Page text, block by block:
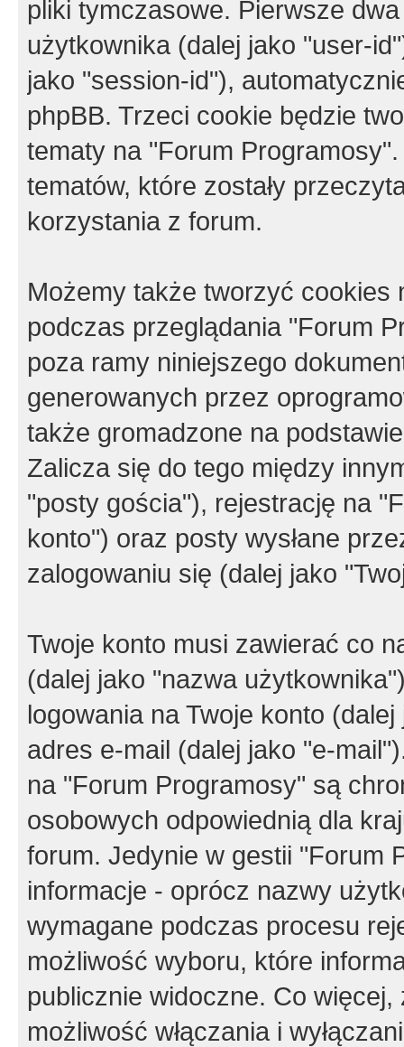
pliki tymczasowe. Pierwsze
użytkownika (dalej jako "user-
jako "session-id"),
phpBB. Trzeci cookie będzie
tematy na "Forum
tematów, które zostały
korzystania z forum.
Możemy także tworzyć cookies
podczas przeglądania "Forum
poza ramy niniejszego
generowanych przez
także gromadzone na
Zalicza się do tego między
"posty gościa"), rejestrację na
konto") oraz posty wysłane
zalogowaniu się (dalej jako
Twoje konto musi zawierać co
(dalej jako "nazwa
logowania na Twoje konto
adres e-mail (dalej jako "e-
na "Forum Programosy" są
osobowych odpowiednią dla
forum. Jedynie w gestii "Forum
informacje - oprócz nazwy
wymagane podczas procesu
możliwość wyboru, które
publicznie widoczne. Co
możliwość włączania i